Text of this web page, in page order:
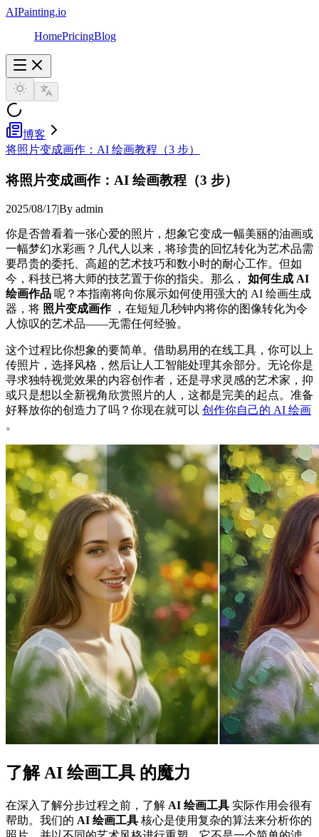
AIPainting.io
HomePricingBlog
博客
将照片变成画作：AI 绘画教程（3 步）
将照片变成画作：AI 绘画教程（3 步）
2025/08/17|By admin
你是否曾看着一张心爱的照片，想象它变成一幅美丽的油画或
一幅梦幻水彩画？几代人以来，将珍贵的回忆转化为艺术品需
要昂贵的委托、高超的艺术技巧和数小时的耐心工作。但如
今，科技已将大师的技艺置于你的指尖。那么， 如何生成 AI
绘画作品 呢？本指南将向你展示如何使用强大的 AI 绘画生成
器，将 照片变成画作，在短短几秒钟内将你的图像转化为令
人惊叹的艺术品——无需任何经验。
这个过程比你想象的要简单。借助易用的在线工具，你可以上
传照片，选择风格，然后让人工智能处理其余部分。无论你是
寻求独特视觉效果的内容创作者，还是寻求灵感的艺术家，抑
或只是想以全新视角欣赏照片的人，这都是完美的起点。准备
好释放你的创造力了吗？你现在就可以 创作你自己的 AI 绘画
。
了解 AI 绘画工具 的魔力
在深入了解分步过程之前，了解 AI 绘画工具 实际作用会很有
帮助。我们的 AI 绘画工具 核心是使用复杂的算法来分析你的